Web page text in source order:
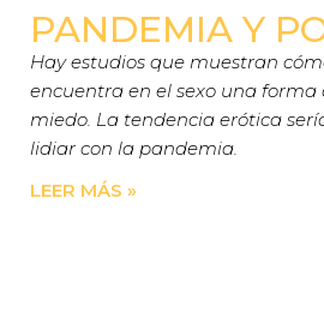
PANDEMIA Y
Hay estudios que muestran
encuentra en el sexo una forma
miedo. La tendencia erótica
lidiar con la pandemia.
LEER MÁS »